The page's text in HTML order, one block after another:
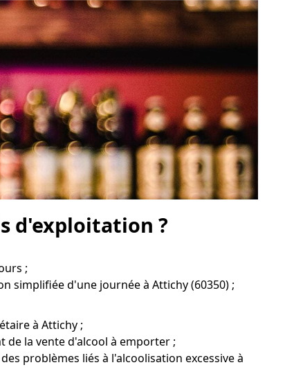
d'exploitation ?
;
simplifiée d'une journée à Attichy (60350) ;
à Attichy ;
de la vente d'alcool à emporter ;
problèmes liés à l'alcoolisation excessive à